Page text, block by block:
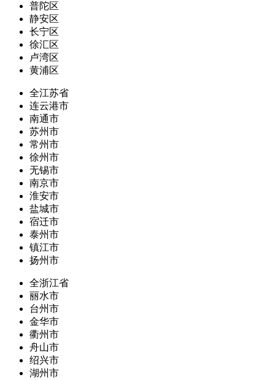
普陀区
静安区
长宁区
徐汇区
卢湾区
黄浦区
全江苏省
连云港市
南通市
苏州市
常州市
徐州市
无锡市
南京市
淮安市
盐城市
宿迁市
泰州市
镇江市
扬州市
全浙江省
丽水市
台州市
金华市
衢州市
舟山市
绍兴市
湖州市